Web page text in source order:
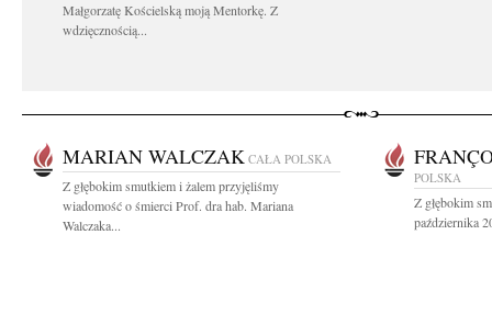
Małgorzatę Kościelską moją Mentorkę. Z
wdzięcznością...
MARIAN WALCZAK CAŁA POLSKA
Z głębokim smutkiem i żalem przyjęliśmy
wiadomość o śmierci Prof. dra hab. Mariana
Walczaka...
POLSKA
Z głębokim
października